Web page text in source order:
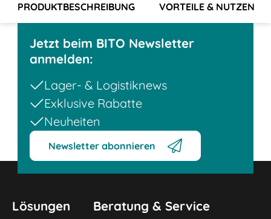
PRODUKTBESCHREIBUNG VORTEILE & NUTZEN
Jetzt beim BITO Newsletter
anmelden:
Lager- & Logistiknews
Exklusive Rabatte
Neuheiten
Newsletter abonnieren
Lösungen Beratung & Service